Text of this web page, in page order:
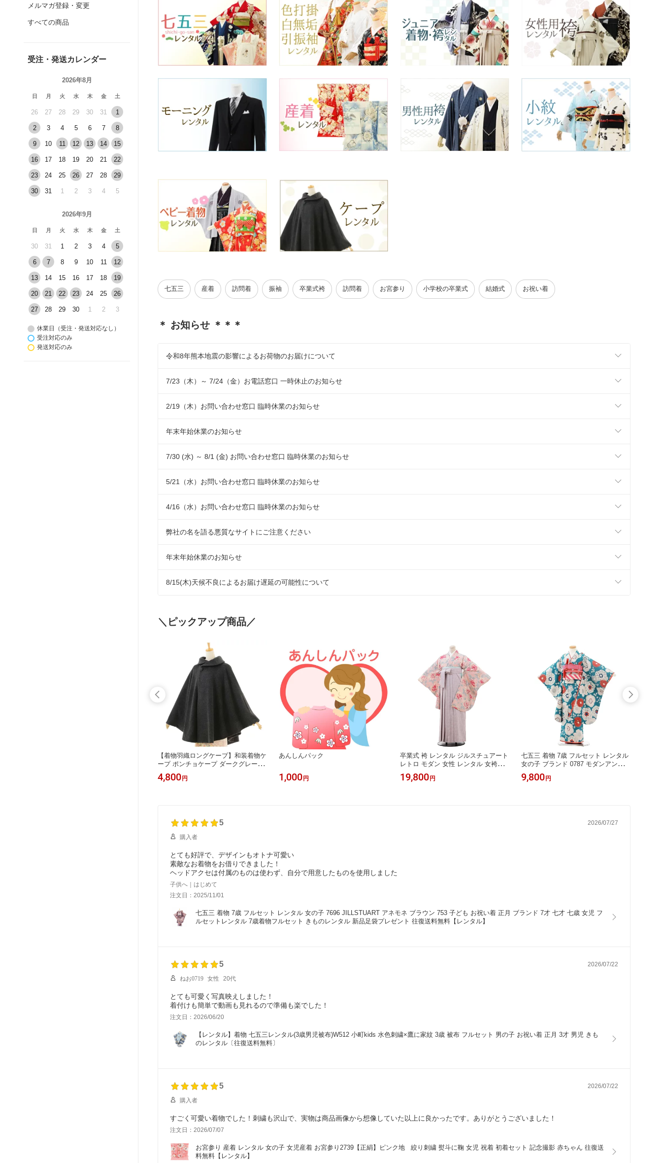
メルマガ登録・変更
すべての商品
受注・発送カレンダー
2026年8月
日 月 火 水 木 金 土
26 27 28 29 30 31 1
2 3 4 5 6 7 8
9 10 11 12 13 14 15
16 17 18 19 20 21 22
23 24 25 26 27 28 29
30 31 1 2 3 4 5
2026年9月
日 月 火 水 木 金 土
30 31 1 2 3 4 5
6 7 8 9 10 11 12
13 14 15 16 17 18 19
20 21 22 23 24 25 26
27 28 29 30 1 2 3
休業日（受注・発送対応なし）
受注対応のみ
発送対応のみ
七五三 産着 訪問着 振袖 卒業式袴 訪問着 お宮参り 小学校の卒業式 結婚式 お祝い着
＊ お知らせ ＊＊＊
令和8年熊本地震の影響によるお荷物のお届けについて
7/23（木）～ 7/24（金）お電話窓口 一時休止のお知らせ
2/19（木）お問い合わせ窓口 臨時休業のお知らせ
年末年始休業のお知らせ
7/30 (水) ～ 8/1 (金) お問い合わせ窓口 臨時休業のお知らせ
5/21（水）お問い合わせ窓口 臨時休業のお知らせ
4/16（水）お問い合わせ窓口 臨時休業のお知らせ
弊社の名を語る悪質なサイトにご注意ください
年末年始休業のお知らせ
8/15(木)天候不良によるお届け遅延の可能性について
＼ピックアップ商品／
【着物羽織ロングケープ】和装着物ケ
ープ ポンチョケープ ダークグレー
【着物レンタル】 無地コート 着物用
ポンチョ(10P03Dec16)
4,800円
あんしんパック
1,000円
卒業式 袴 レンタル ジルスチュアート
レトロ モダン 女性 レンタル 女袴レ
ンタル h096 JILLSTUART ピンク×パ
ープル 卒業式袴セット 着物 二尺袖
19,800円
七五三 着物 7歳 フルセット レンタル
女の子 ブランド 0787 モダンアンテナ
赤アンティークグリーン 753 子ども
お祝い着 正月 7歳 7才 モダンアンテ
9,800円
5 2026/07/27
購入者
とても好評で、デザインもオトナ可愛い
素敵なお着物をお借りできました！
ヘッドアクセは付属のものは使わず、自分で用意したものを使用しました
子供へ｜はじめて
注文日：2025/11/01
七五三 着物 7歳 フルセット レンタル 女の子 7696 JILLSTUART アネモネ ブラウン 753 子ども お祝い着 正月 ブランド 7才 七才 七歳 女児 フ
ルセットレンタル 7歳着物フルセット きものレンタル 新品足袋プレゼント 往復送料無料【レンタル】
5 2026/07/22
ねお0719 女性 20代
とても可愛く写真映えしました！
注文日：2026/06/20
【レンタル】着物 七五三レンタル(3歳男児被布)W512 小町kids 水色刺繍×鷹に家紋 3歳 被布 フルセット 男の子 お祝い着 正月 3才 男児 きも
のレンタル〔往復送料無料〕
5 2026/07/22
購入者
すごく可愛い着物でした！刺繍も沢山で、実物は商品画像から想像していた以上に良かったです。ありがとうございました！
注文日：2026/07/07
お宮参り 産着 レンタル 女の子 女児産着 お宮参り2739【正絹】ピンク地   絞り刺繍 熨斗に鞠 女児 祝着 初着セット 記念撮影 赤ちゃん 往復送
料無料【レンタル】